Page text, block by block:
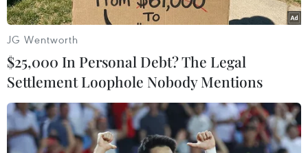
#Xung đột Israel-Hamas
Theo dõi VietnamPlus
JG Wentworth
$25,000 In Personal Debt? The Legal
Settlement Loophole Nobody Mentions